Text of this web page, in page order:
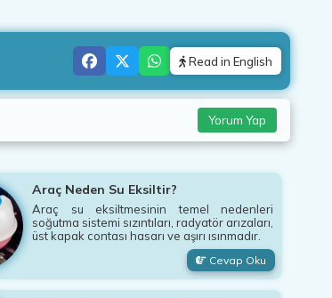
Read in English
Yorum Yap
Araç Neden Su Eksiltir?
Araç su eksiltmesinin temel nedenleri
soğutma sistemi sızıntıları, radyatör arızaları,
üst kapak contası hasarı ve aşırı ısınmadır.
Cevap Oku